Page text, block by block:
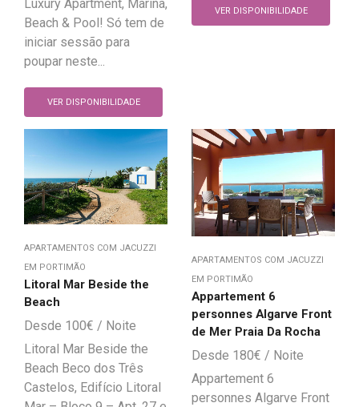
Luxury Apartment, Marina,
Beach & Pool! Só tem de
iniciar sessão para
poupar neste...
VER DISPONIBILIDADE
VER DISPONIBILIDADE
APARTAMENTOS COM JACUZZI
EM PORTIMÃO
Litoral Mar Beside the
Beach
100€
Litoral Mar Beside the
Beach Beco dos Três
Castelos, Edifício Litoral
APARTAMENTOS COM JACUZZI
EM PORTIMÃO
Appartement 6
personnes Algarve Front
de Mer Praia Da Rocha
180€
Appartement 6
personnes Algarve Front